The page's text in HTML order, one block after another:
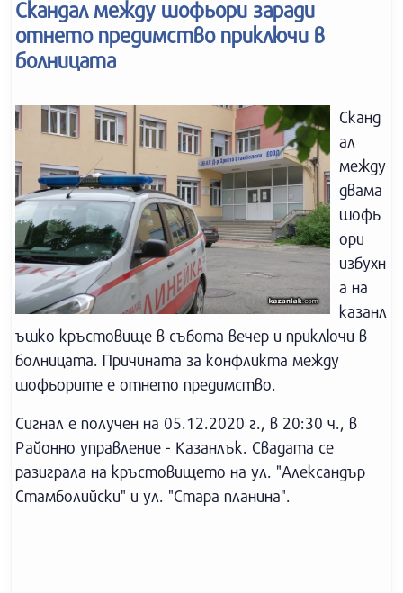
Скандал между шофьори заради
отнето предимство приключи в
болницата
Сканд
ал
между
двама
шофь
ори
избухн
а на
казанл
ъшко кръстовище в събота вечер и приключи в
болницата. Причината за конфликта между
шофьорите е отнето предимство.
Сигнал е получен на 05.12.2020 г., в 20:30 ч., в
Районно управление - Казанлък. Свадата се
разиграла на кръстовището на ул. "Александър
Стамболийски" и ул. "Стара планина".